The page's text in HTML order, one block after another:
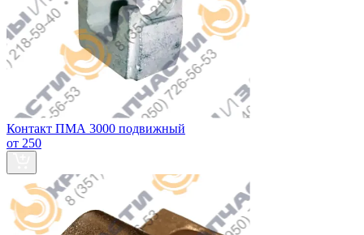
Контакт ПМА 3000 подвижный
от 250